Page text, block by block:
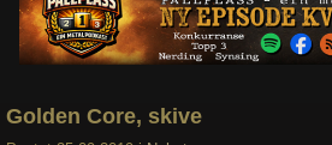
Abonner
Søk
Golden Core, skive